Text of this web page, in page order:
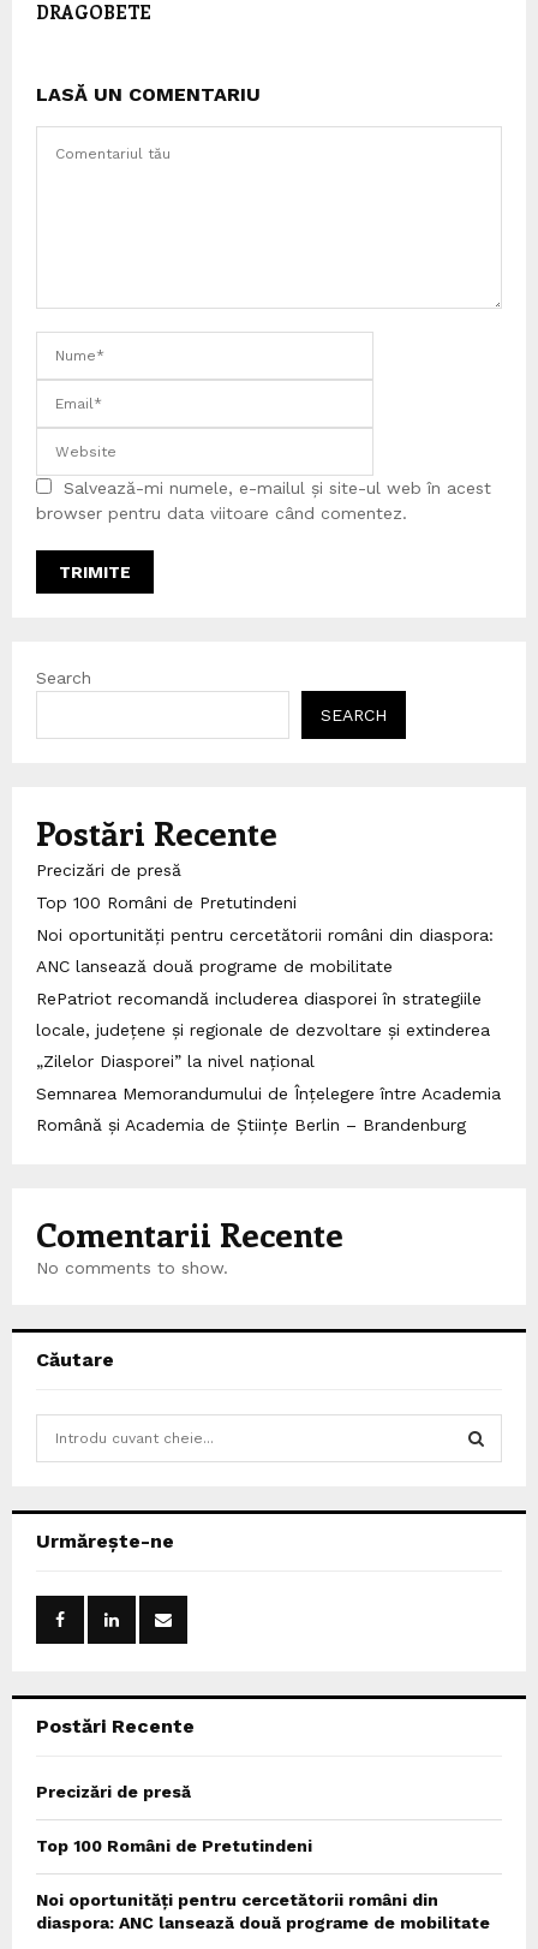
DRAGOBETE
LASĂ UN COMENTARIU
Salvează-mi numele, e-mailul și site-ul web în acest
browser pentru data viitoare când comentez.
Search
SEARCH
Postări Recente
Precizări de presă
Top 100 Români de Pretutindeni
Noi oportunități pentru cercetătorii români din diaspora:
ANC lansează două programe de mobilitate
RePatriot recomandă includerea diasporei în strategiile
locale, județene și regionale de dezvoltare și extinderea
„Zilelor Diasporei” la nivel național
Semnarea Memorandumului de Înțelegere între Academia
Română și Academia de Științe Berlin – Brandenburg
Comentarii Recente
No comments to show.
Căutare
h
Urmărește-ne
Postări Recente
Precizări de presă
Top 100 Români de Pretutindeni
Noi oportunități pentru cercetătorii români din
diaspora: ANC lansează două programe de mobilitate